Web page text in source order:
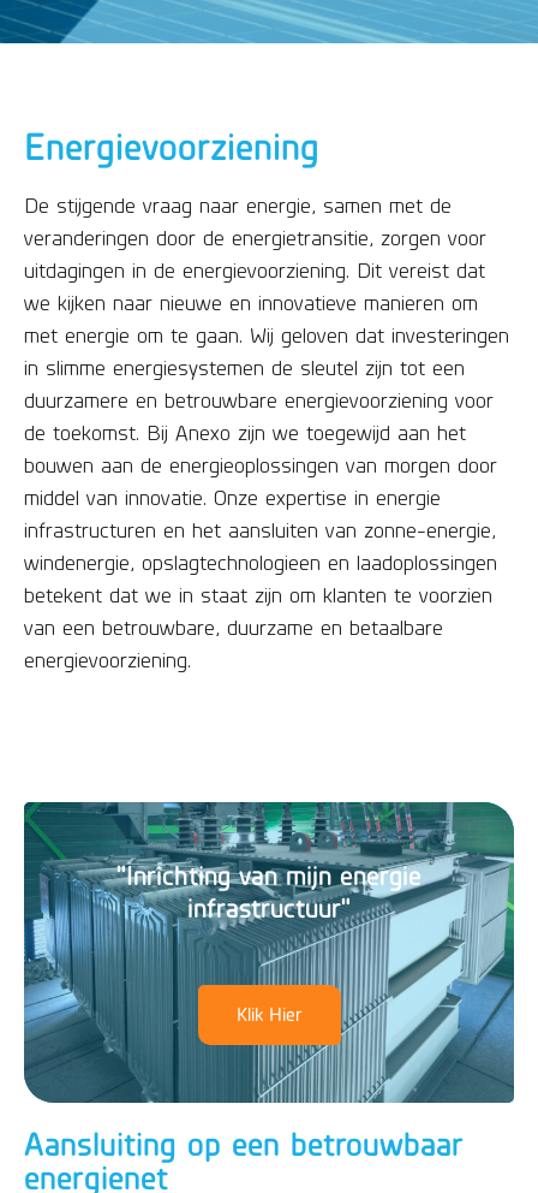
Energievoorziening
De stijgende vraag naar energie, samen met de
veranderingen door de energietransitie, zorgen voor
uitdagingen in de energievoorziening. Dit vereist dat
we kijken naar nieuwe en innovatieve manieren om
met energie om te gaan. Wij geloven dat investeringen
in slimme energiesystemen de sleutel zijn tot een
duurzamere en betrouwbare energievoorziening voor
de toekomst. Bij Anexo zijn we toegewijd aan het
bouwen aan de energieoplossingen van morgen door
middel van innovatie. Onze expertise in energie
infrastructuren en het aansluiten van zonne-energie,
windenergie, opslagtechnologieen en laadoplossingen
betekent dat we in staat zijn om klanten te voorzien
van een betrouwbare, duurzame en betaalbare
energievoorziening.
"Inrichting van mijn energie
infrastructuur"
Klik Hier
Aansluiting op een betrouwbaar
energienet